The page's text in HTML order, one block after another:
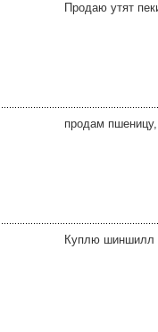
Продаю утят
продам
Куплю шиншилл